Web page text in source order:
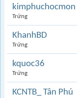
kimphuchocmon
Trứng
KhanhBD
Trứng
kquoc36
Trứng
KCNTB_ Tân Phú